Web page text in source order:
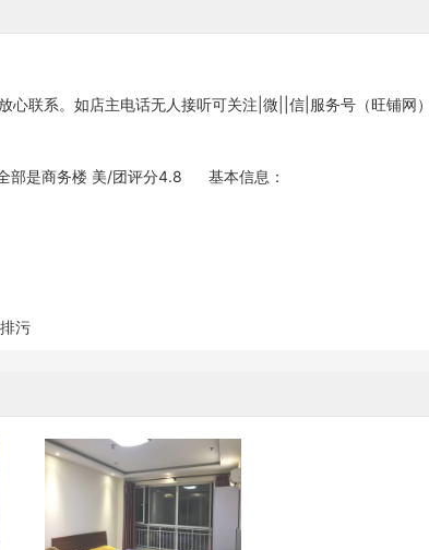
心联系。如店主电话无人接听可关注|微||信|服务号（旺铺网
部是商务楼 美/团评分4.8 基本信息：
污